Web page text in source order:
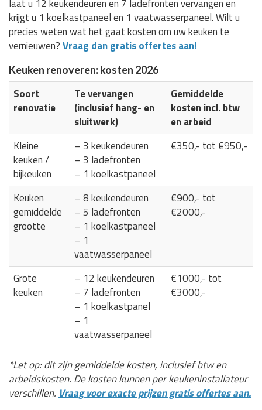
laat u 12 keukendeuren en 7 ladefronten vervangen en
krijgt u 1 koelkastpaneel en 1 vaatwasserpaneel. Wilt u
precies weten wat het gaat kosten om uw keuken te
vernieuwen?Vraag dan gratis offertes aan!
Keuken renoveren: kosten 2026
Soort
renovatie
Te vervangen
(inclusief hang- en
sluitwerk)
Gemiddelde
kosten incl. btw
en arbeid
Kleine
keuken /
bijkeuken
– 3 keukendeuren
– 3 ladefronten
– 1 koelkastpaneel
€350,- tot €950,-
Keuken
gemiddelde
grootte
– 8 keukendeuren
– 5 ladefronten
– 1 koelkastpaneel
– 1
vaatwasserpaneel
€900,- tot
€2000,-
Grote
keuken
– 12 keukendeuren
– 7 ladefronten
– 1 koelkastpanel
– 1
vaatwasserpaneel
€1000,- tot
€3000,-
*Let op: dit zijn gemiddelde kosten, inclusief btw en
arbeidskosten. De kosten kunnen per keukeninstallateur
verschillen. Vraag voor exacte prijzen gratis offertes aan.